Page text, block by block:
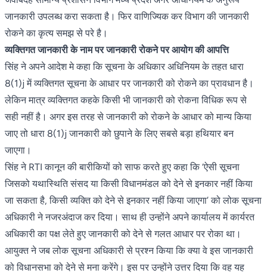
जानकारी उपलब्ध करा सकता है। फिर वाणिज्यिक कर विभाग की जानकारी
रोकने का कृत्य समझ से परे है।
व्यक्तिगत जानकारी के नाम पर जानकारी रोकने पर आयोग की आपत्ति
सिंह ने अपने आदेश मे कहा कि सूचना के अधिकार अधिनियम के तहत धारा
8(1)j में व्यक्तिगत सूचना के आधार पर जानकारी को रोकने का प्रावधान है।
लेकिन मात्र व्यक्तिगत कहके किसी भी जानकारी को रोकना विधिक रूप से
सही नहीं है। अगर इस तरह से जानकारी को रोकने के आधार को मान्य किया
जाए तो धारा 8(1)j जानकारी को छुपाने के लिए सबसे बड़ा हथियार बन
जाएगा।
सिंह ने RTI कानून की बारीकियों को साफ करते हुए कहा कि ‘ऐसी सूचना
जिसको यथास्थिति संसद या किसी विधानमंडल को देने से इनकार नहीं किया
जा सकता है, किसी व्यक्ति को देने से इनकार नहीं किया जाएगा’ को लोक सूचना
अधिकारी ने नजरअंदाज कर दिया। साथ ही उन्होंने अपने कार्यालय में कार्यरत
अधिकारी का पक्ष लेते हुए जानकारी को देने से गलत आधार पर रोका था।
आयुक्त ने जब लोक सूचना अधिकारी से प्रश्न किया कि क्या वे इस जानकारी
को विधानसभा को देने से मना करेंगे। इस पर उन्होंने उत्तर दिया कि वह यह